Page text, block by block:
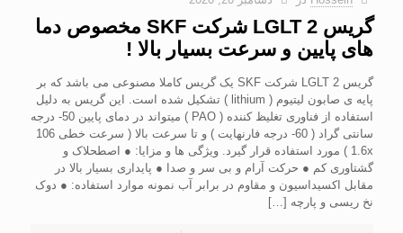
گریس LGLT 2 شرکت SKF مخصوص دما
های پایین و سرعت بسیار بالا !
گریس LGLT 2 شرکت SKF یک گریس کاملا مصنوعی می باشد که بر
پایه ی صابون لیتیوم ( lithium ) تشکیل شده است. این گریس به دلیل
استفاده از فناوری تغلیظ کننده ( PAO ) میتواند در دمای پایین 50- درجه
سانتی گراد ( 60- درجه فارنهایت ) و تا سرعت بالا ( سرعت خطی 106
1.6x ) مورد استفاده قرار گیرد. ویژگی ها و مزایا: ● اصطحلاک و
گشتاوری کم ● حرکت آرام و بی سر و صدا ● پایداری بسیار بالا در
مقابل اکسیداسیون و مقاوم در برابر آب نمونه موارد استفاده: ● دوک
نخ ریسی و پارچه […]